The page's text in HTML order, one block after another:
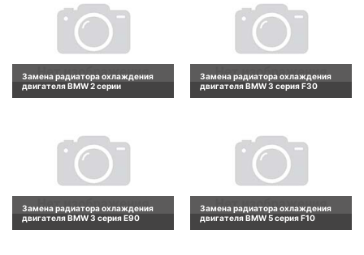
Замена радиатора охлаждения
двигателя BMW 2 серии
Замена радиатора охлаждения
двигателя BMW 3 серия F30
Замена радиатора охлаждения
двигателя BMW 3 серия E90
Замена радиатора охлаждения
двигателя BMW 5 серия F10